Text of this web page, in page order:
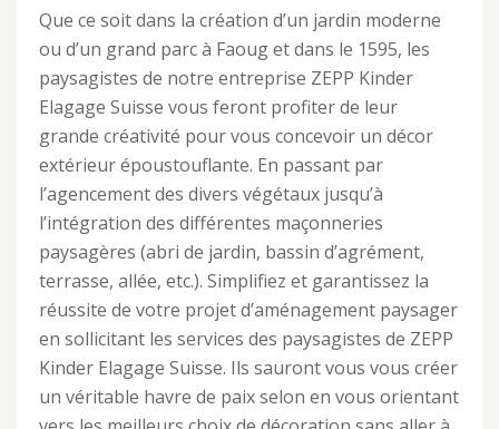
Que ce soit dans la création d’un jardin moderne
ou d’un grand parc à Faoug et dans le 1595, les
paysagistes de notre entreprise ZEPP Kinder
Elagage Suisse vous feront profiter de leur
grande créativité pour vous concevoir un décor
extérieur époustouflante. En passant par
l’agencement des divers végétaux jusqu’à
l’intégration des différentes maçonneries
paysagères (abri de jardin, bassin d’agrément,
terrasse, allée, etc.). Simplifiez et garantissez la
réussite de votre projet d’aménagement paysager
en sollicitant les services des paysagistes de ZEPP
Kinder Elagage Suisse. Ils sauront vous vous créer
un véritable havre de paix selon en vous orientant